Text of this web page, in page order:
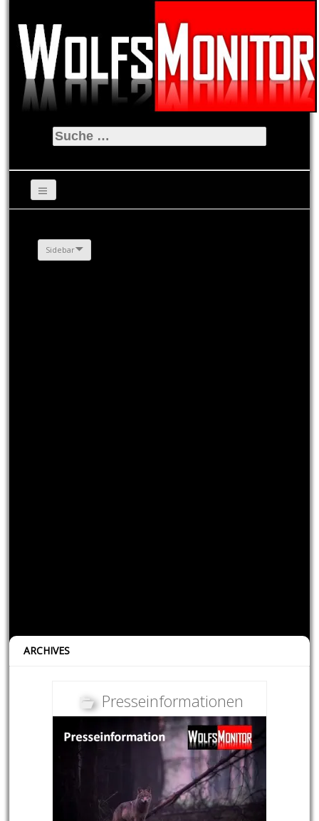
Suche
nach:
Sidebar
ARCHIVES
Presseinformationen